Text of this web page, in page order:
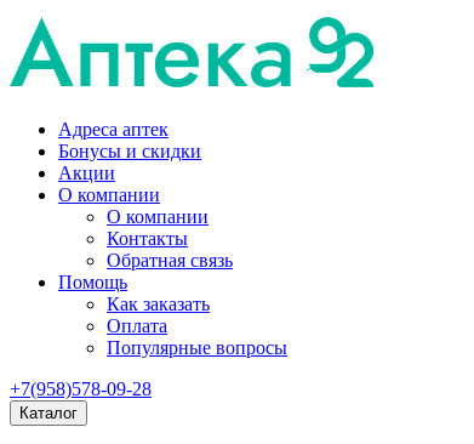
Адреса аптек
Бонусы и скидки
Акции
О компании
О компании
Контакты
Обратная связь
Помощь
Как заказать
Оплата
Популярные вопросы
+7(958)578-09-28
Каталог